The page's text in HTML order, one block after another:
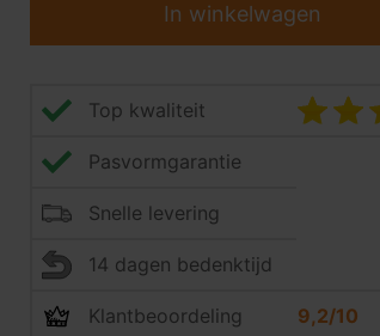
In winkelwagen
Top kwaliteit
Pasvormgarantie
Snelle levering
14 dagen bedenktijd
Klantbeoordeling 9,2/10